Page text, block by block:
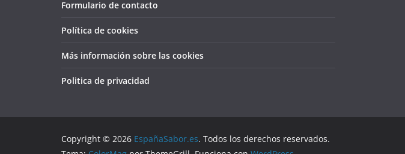
Formulario de contacto
Política de cookies
Más información sobre las cookies
Politica de privacidad
Copyright © 2026 EspañaSabor.es. Todos los derechos reservados.